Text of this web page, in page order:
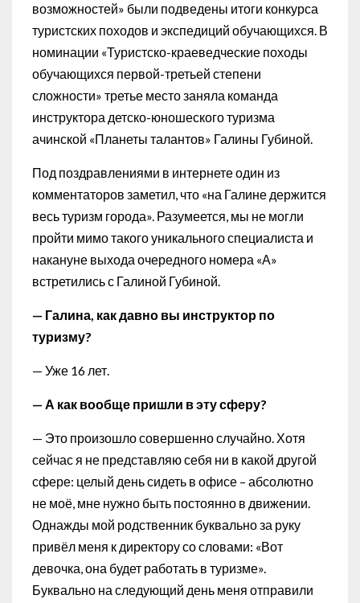
возможностей» были подведены итоги конкурса
туристских походов и экспедиций обучающихся. В
номинации «Туристско-краеведческие походы
обучающихся первой-третьей степени
сложности» третье место заняла команда
инструктора детско-юношеского туризма
ачинской «Планеты талантов» Галины Губиной.
Под поздравлениями в интернете один из
комментаторов заметил, что «на Галине держится
весь туризм города». Разумеется, мы не могли
пройти мимо такого уникального специалиста и
накануне выхода очередного номера «А»
встретились с Галиной Губиной.
— Галина, как давно вы инструктор по
туризму?
— Уже 16 лет.
— А как вообще пришли в эту сферу?
— Это произошло совершенно случайно. Хотя
сейчас я не представляю себя ни в какой другой
сфере: целый день сидеть в офисе – абсолютно
не моё, мне нужно быть постоянно в движении.
Однажды мой родственник буквально за руку
привёл меня к директору со словами: «Вот
девочка, она будет работать в туризме».
Буквально на следующий день меня отправили